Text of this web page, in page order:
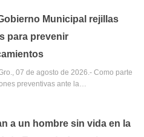
Municipal rejillas
para prevenir
07 de agosto de 2026.- Como parte
preventivas ante la…
a un hombre sin vida en la